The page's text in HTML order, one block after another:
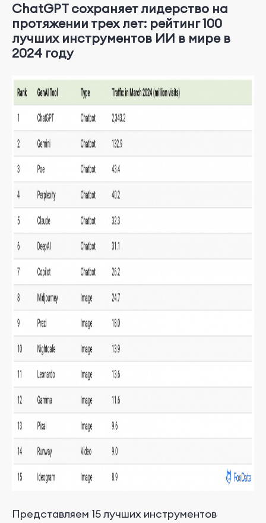
ChatGPT сохраняет лидерство на
протяжении трех лет: рейтинг 100
лучших инструментов ИИ в мире в
2024 году
Представляем 15 лучших инструментов